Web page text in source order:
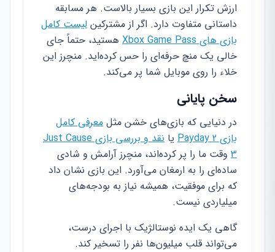
ارزش تکرار این بازی بسیار بالاست. هر مسابقه
داستانی متفاوت دارد. اگر از مشترکین لیست کامل
بازی های Xbox Game Pass
هستید، حتماً جای
خالی یک منچ حرفه‌ای را حس کرده‌اید. منچرز این
خلاء را روی موبایل شما پر می‌کند.
سخن پایانی
در دنیایی که بازی‌های خشن مثل معرفی کامل
بازی Payday 2
یا
نقد و بررسی بازی Just Cause
3 وقت ما را پر کرده‌اند، منچرز آرامش و شادی
ساده‌ای را به ارمغان می‌آورد. این بازی نشان داد
که برای موفقیت، همیشه نیاز به بودجه‌های
میلیاردی نیست.
گاهی یک ایده نوستالژیک با اجرای درست،
می‌تواند قلب میلیون‌ها نفر را تسخیر کند.